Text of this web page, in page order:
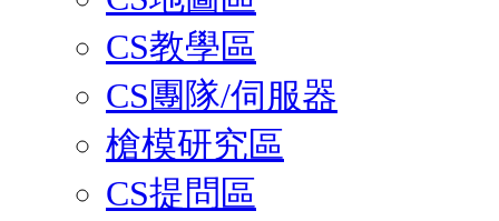
CS教學區
CS團隊/伺服器
槍模研究區
CS提問區